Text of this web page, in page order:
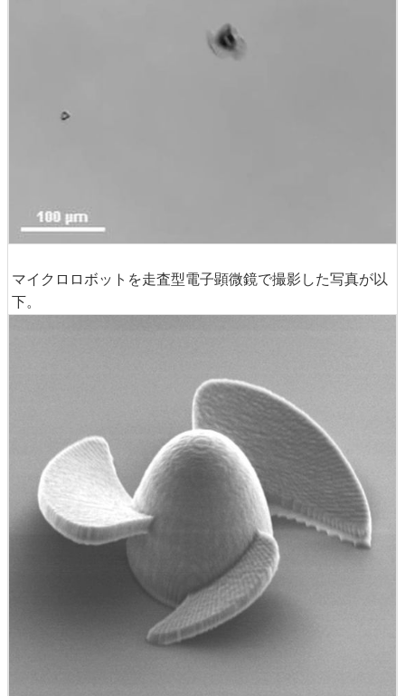
マイクロロボットを走査型電子顕微鏡で撮影した写真が以
下。